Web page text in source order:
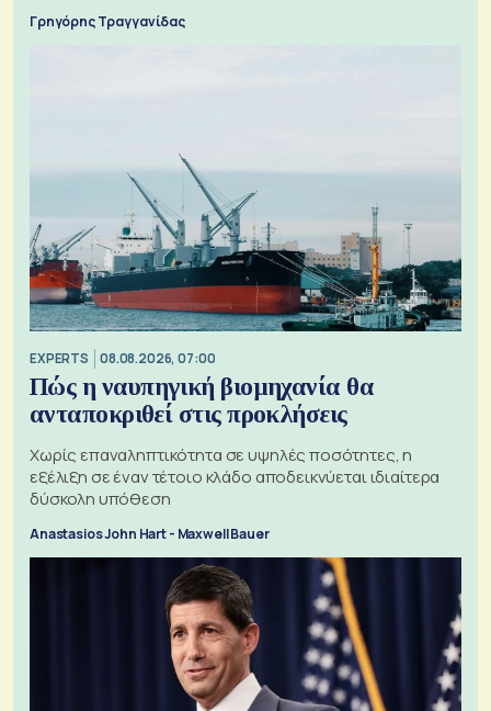
Γρηγόρης Τραγγανίδας
EXPERTS 08.08.2026, 07:00
Πώς η ναυπηγική βιομηχανία θα
ανταποκριθεί στις προκλήσεις
Χωρίς επαναληπτικότητα σε υψηλές ποσότητες, η
εξέλιξη σε έναν τέτοιο κλάδο αποδεικνύεται ιδιαίτερα
δύσκολη υπόθεση
Anastasios John Hart - Maxwell Bauer